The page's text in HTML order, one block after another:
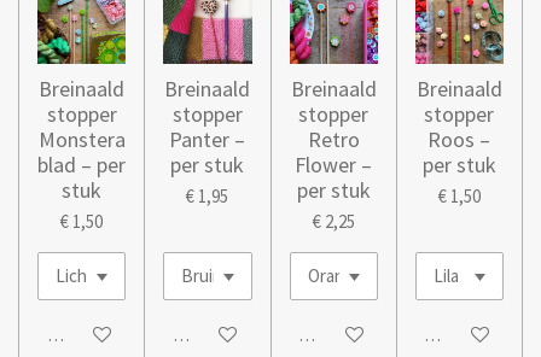
Breinaald
stopper
Monstera
blad – per
stuk
€ 1,50
In winkelwagen
Breinaald
stopper
Panter –
per stuk
€ 1,95
In winkelwagen
Breinaald
stopper
Retro
Flower –
per stuk
€ 2,25
In winkelwagen
Breinaald
stopper
Roos –
per stuk
€ 1,50
In winkelwagen